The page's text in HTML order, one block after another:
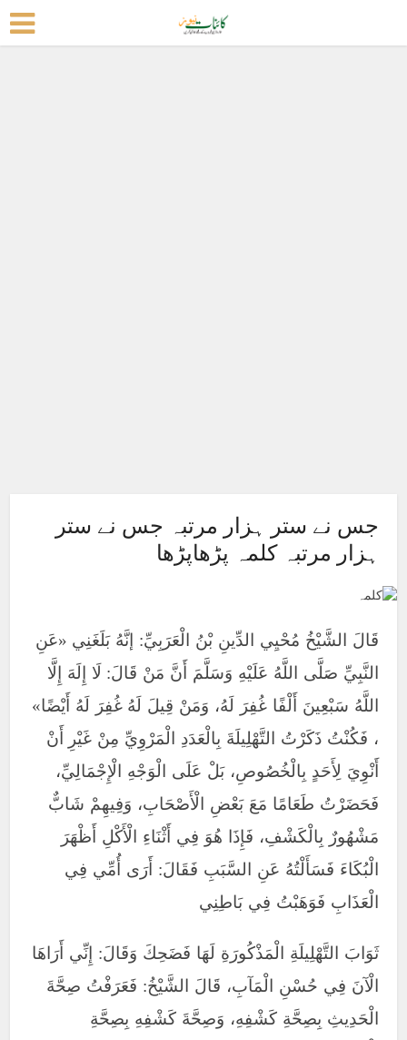
جس نے ستر ہزار مرتبہ جس نے ستر
ہزار مرتبہ کلمہ پڑھاپڑھا
قَالَ الشَّيْخُ مُحْيِي الدِّينِ بْنُ الْعَرَبِيِّ: إنَّهُ بَلَغَنِي «عَنِ
النَّبِيِّ صَلَّى اللَّهُ عَلَيْهِ وَسَلَّمَ أَنَّ مَنْ قَالَ: لَا إِلَهَ إِلَّا
اللَّهُ سَبْعِينَ أَلْفًا غُفِرَ لَهُ، وَمَنْ قِيلَ لَهُ غُفِرَ لَهُ أَيْضًا»
، فَكُنْتُ ذَكَرْتُ التَّهْلِيلَةَ بِالْعَدَدِ الْمَرْوِيِّ مِنْ غَيْرِ أَنْ
أَنْوِيَ لِأَحَدٍ بِالْخُصُوصِ، بَلْ عَلَى الْوَجْهِ الْإِجْمَالِيِّ،
فَحَضَرْتُ طَعَامًا مَعَ بَعْضِ الْأَصْحَابِ، وَفِيهِمْ شَابٌّ
مَشْهُورٌ بِالْكَشْفِ، فَإِذَا هُوَ فِي أَثْنَاءِ الْأَكْلِ أَظْهَرَ
الْبُكَاءَ فَسَأَلْتُهُ عَنِ السَّبَبِ فَقَالَ: أَرَى أُمِّي فِي
الْعَذَابِ فَوَهَبْتُ فِي بَاطِنِي
ثَوَابَ التَّهْلِيلَةِ الْمَذْكُورَةِ لَهَا فَضَحِكَ وَقَالَ: إِنِّي أَرَاهَا
الْآنَ فِي حُسْنِ الْمَآبِ، قَالَ الشَّيْخُ: فَعَرَفْتُ صِحَّةَ
الْحَدِيثِ بِصِحَّةِ كَشْفِهِ، وَصِحَّةَ كَشْفِهِ بِصِحَّةِ